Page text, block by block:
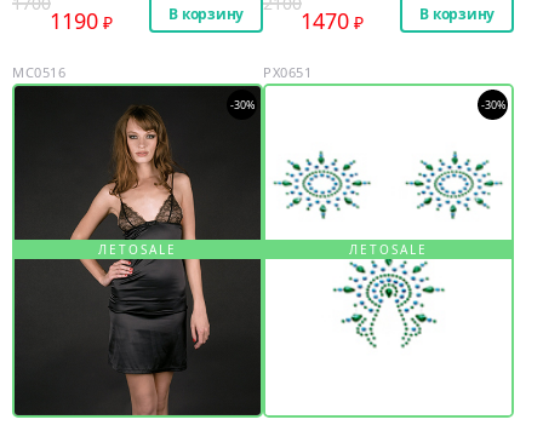
1190 В корзину 1470 В корзину
ЛЕТОSALE
MC0516
-30%
ЛЕТОSALE
PX0651
-30%